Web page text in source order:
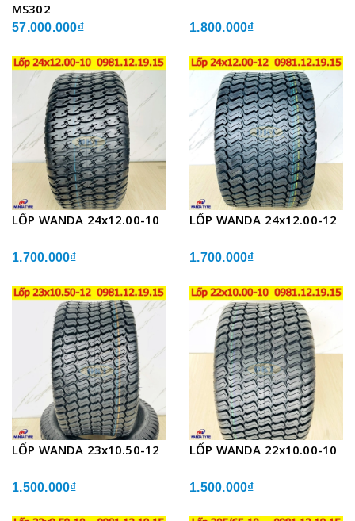
MS302
57.000.000₫ 1.800.000₫
LỐP WANDA 24x12.00-10
1.700.000₫
LỐP WANDA 24x12.00-12
1.700.000₫
LỐP WANDA 23x10.50-12
1.500.000₫
LỐP WANDA 22x10.00-10
1.500.000₫